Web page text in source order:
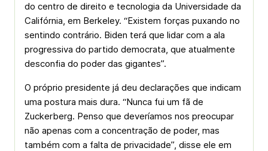
do centro de direito e tecnologia da Universidade da
Califórnia, em Berkeley. “Existem forças puxando no
sentindo contrário. Biden terá que lidar com a ala
progressiva do partido democrata, que atualmente
desconfia do poder das gigantes”.
O próprio presidente já deu declarações que indicam
uma postura mais dura. “Nunca fui um fã de
Zuckerberg. Penso que deveríamos nos preocupar
não apenas com a concentração de poder, mas
também com a falta de privacidade”, disse ele em